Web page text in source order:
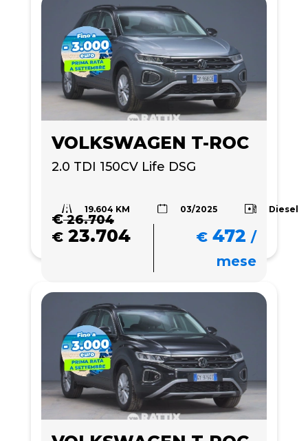
VOLKSWAGEN T-ROC
2.0 TDI 150CV Life DSG
19.604 KM 03/2025 Diesel
€26.704
€ 23.704 € 472 /
mese